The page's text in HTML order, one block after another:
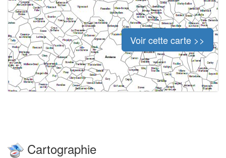
Voir cette carte >>
Cartographie